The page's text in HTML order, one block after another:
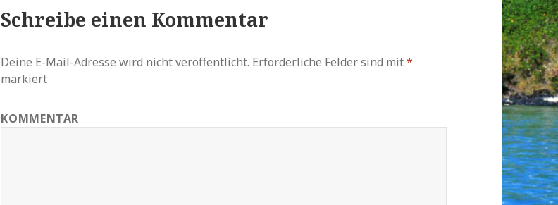
Schreibe einen Kommentar
Deine E-Mail-Adresse wird nicht veröffentlicht. Erforderliche Felder sind mit*
markiert
KOMMENTAR